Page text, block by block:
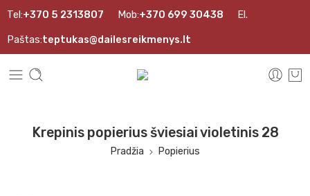
Tel:+370 5 2313807 Mob:+370 699 30438 El.
Paštas:teptukas@dailesreikmenys.lt
Krepinis popierius šviesiai violetinis 28
Pradžia Popierius